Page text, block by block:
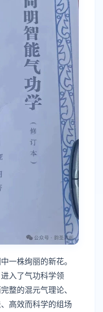
一株绚丽的新花。
入了气功科学领
整的混元气理论、
高效而科学的组场